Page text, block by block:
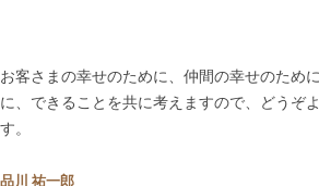
お客さまの幸せのために、仲間の幸せのため
に、できることを共に考えますので、どうぞ
す。
品川 祐一郎